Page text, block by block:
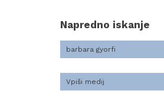
Napredno iskanje